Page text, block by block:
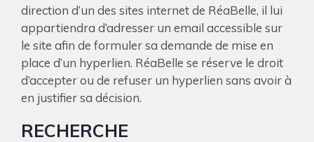
direction d’un des sites internet de RéaBelle, il lui
appartiendra d’adresser un email accessible sur
le site afin de formuler sa demande de mise en
place d’un hyperlien. RéaBelle se réserve le droit
d’accepter ou de refuser un hyperlien sans avoir à
en justifier sa décision.
RECHERCHE